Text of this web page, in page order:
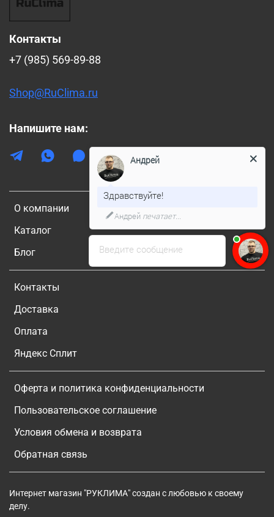
О компании
Каталог
Блог
Контакты
Доставка
Оплата
Яндекс Сплит
Оферта и политика конфиденциальности
Пользовательское соглашение
Условия обмена и возврата
Обратная связь
Контакты
+7 (985) 569-89-88
Shop@RuClima.ru
Напишите нам:
Интернет магазин "РУКЛИМА" создан с любовью к своему
делу.
Введите сообщение
Андрей
Здравствуйте!
Андрей печатает...